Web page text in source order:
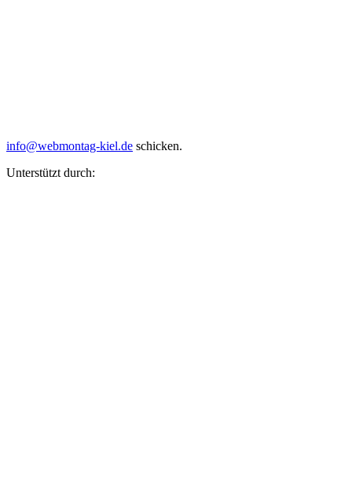
info@webmontag-kiel.de schicken.
Unterstützt durch: